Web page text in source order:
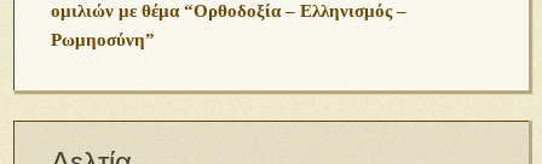
ομιλιών με θέμα “Ορθοδοξία – Ελληνισμός –
Ρωμηοσύνη”